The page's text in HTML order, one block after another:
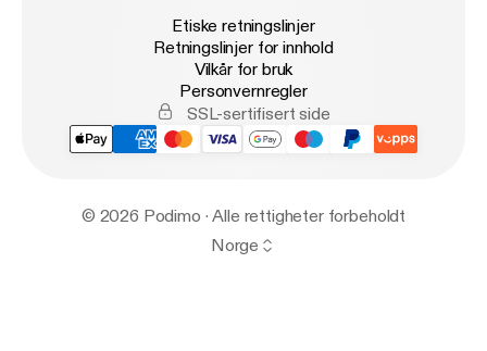
Etiske retningslinjer
Retningslinjer for innhold
Vilkår for bruk
Personvernregler
SSL-sertifisert side
© 2026 Podimo · Alle rettigheter forbeholdt
Norge